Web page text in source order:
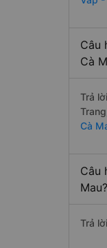
Câu
Cà
Trả
Cà
Câu
Mau?
Trả